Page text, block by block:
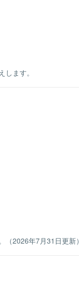
ます。
2026年7月31日更新）